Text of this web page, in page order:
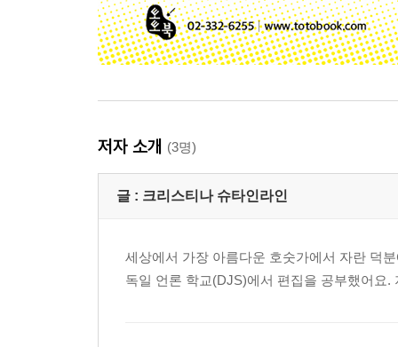
저자 소개 (3명)
글 : 크리스티나 슈타인라인
세상에서 가장 아름다운 호숫가에서 자란 덕
독일 언론 학교(DJS)에서 편집을 공부했어요